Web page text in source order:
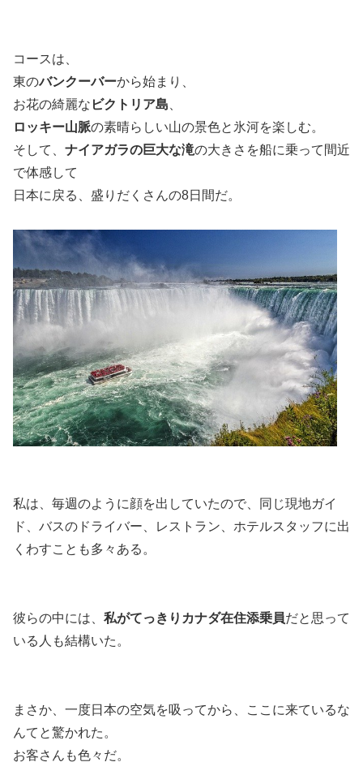
コースは、
東のバンクーバーから始まり、
お花の綺麗な ビクトリア島
ロッキー山脈の素晴らしい山の景色と氷河を楽しむ。
そして、 ナイアガラの巨大な滝の大きさを船に乗って間近
で体感して
日本に戻る、盛りだくさんの8日間だ。
私は、毎週のように顔を出していたので、同じ現地ガイ
ド、バスのドライバー、レストラン、ホテルスタッフに出
くわすことも多々ある。
彼らの中には、 私がてっきりカナダ在住添乗員だと思って
いる人も結構いた。
まさか、一度日本の空気を吸ってから、ここに来ているな
んてと驚かれた。
お客さんも色々だ。